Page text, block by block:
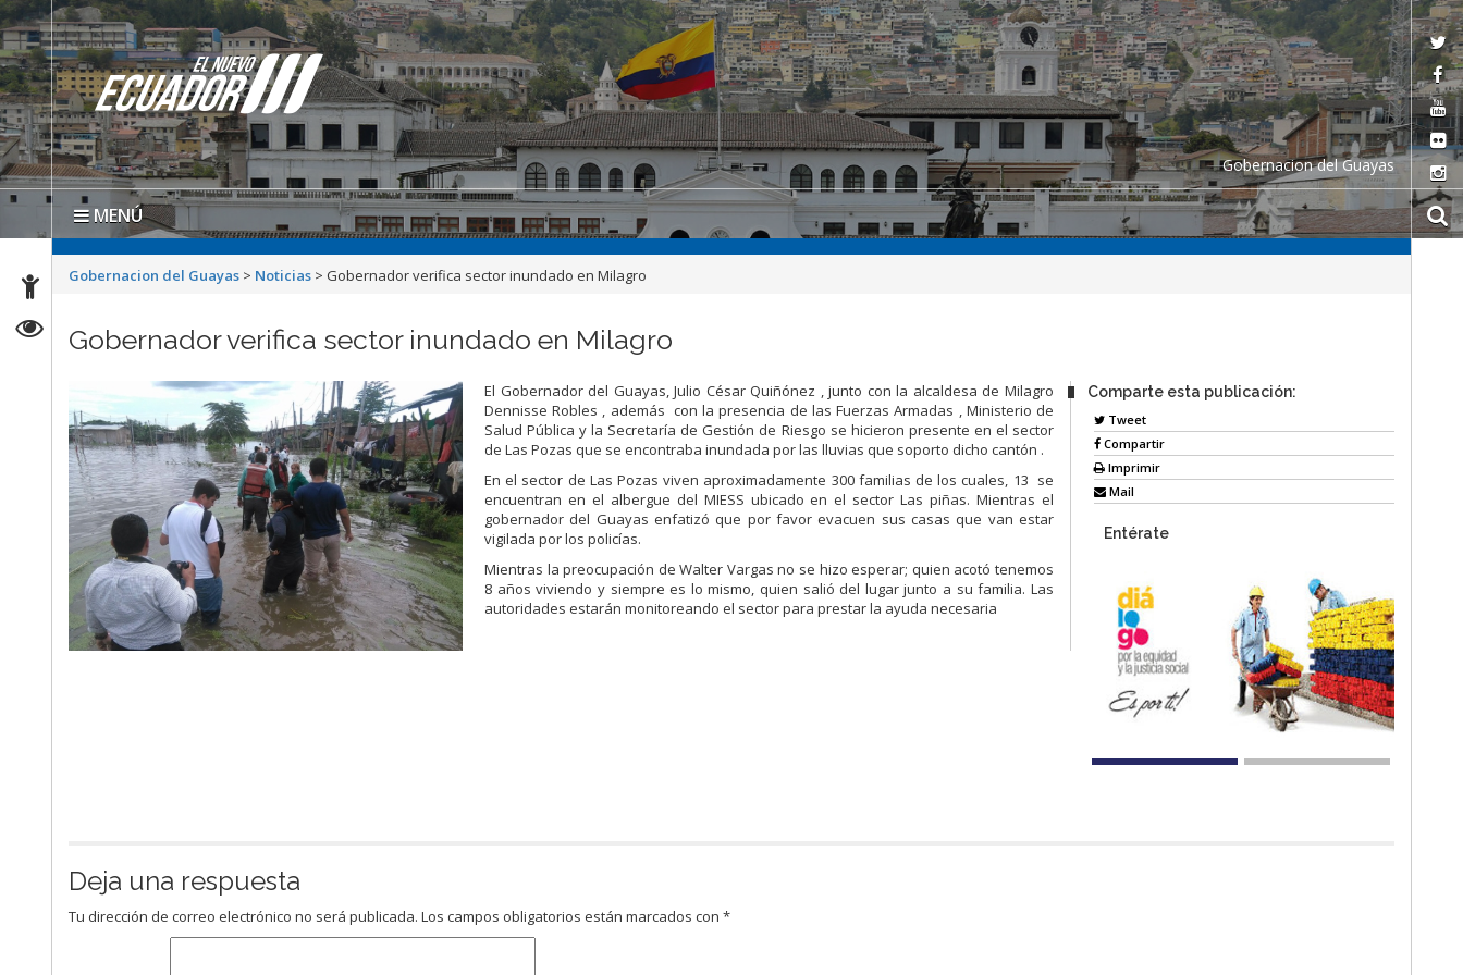
Gobernacion del Guayas
MENÚ
Gobernacion del Guayas > Noticias > Gobernador verifica sector inundado en Milagro
Gobernador verifica sector inundado en Milagro
El Gobernador del Guayas, Julio César Quiñónez , junto con la alcaldesa de Milagro
Dennisse Robles , además con la presencia de las Fuerzas Armadas , Ministerio de
Salud Pública y la Secretaría de Gestión de Riesgo se hicieron presente en el sector
de Las Pozas que se encontraba inundada por las lluvias que soporto dicho cantón .
En el sector de Las Pozas viven aproximadamente 300 familias de los cuales, 13 se
encuentran en el albergue del MIESS ubicado en el sector Las piñas. Mientras el
gobernador del Guayas enfatizó que por favor evacuen sus casas que van estar
vigilada por los policías.
Mientras la preocupación de Walter Vargas no se hizo esperar; quien acotó tenemos
8 años viviendo y siempre es lo mismo, quien salió del lugar junto a su familia. Las
autoridades estarán monitoreando el sector para prestar la ayuda necesaria
Comparte esta publicación:
Tweet
Compartir
Imprimir
Mail
Entérate
Deja una respuesta
Tu dirección de correo electrónico no será publicada. Los campos obligatorios están marcados con*